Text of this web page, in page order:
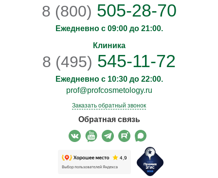
8 (800) 505-28-70
Ежедневно с 09:00 до 21:00.
Клиника
8 (495) 545-11-72
Ежедневно с 10:30 до 22:00.
prof@profcosmetology.ru
Заказать обратный звонок
Обратная связь